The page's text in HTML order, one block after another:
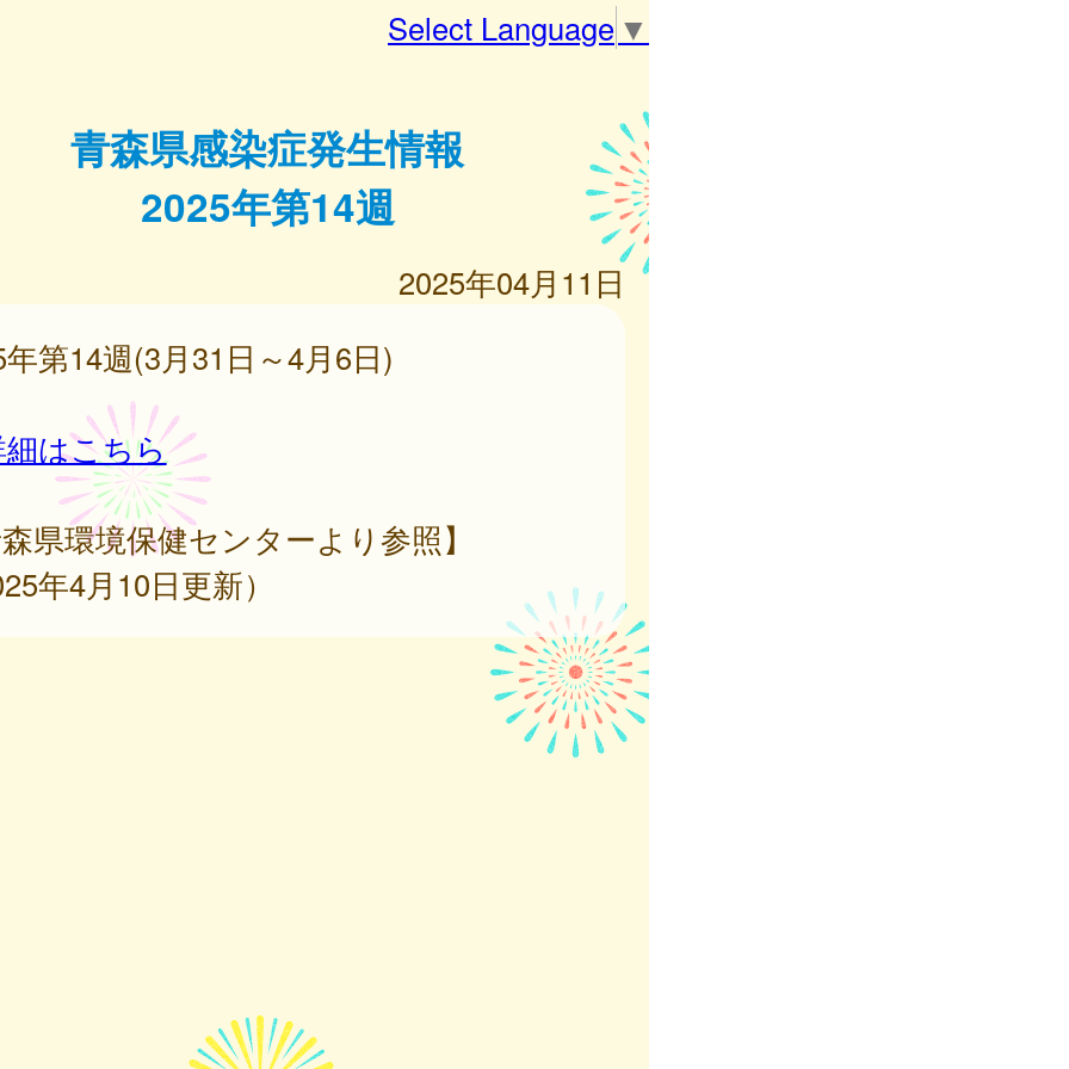
Select Language ▼
青森県感染症発生情報
2025年第14週
2025年04月11日
第14週(3月31日～4月6日)
はこちら
県環境保健センターより参照】
年4月10日更新）